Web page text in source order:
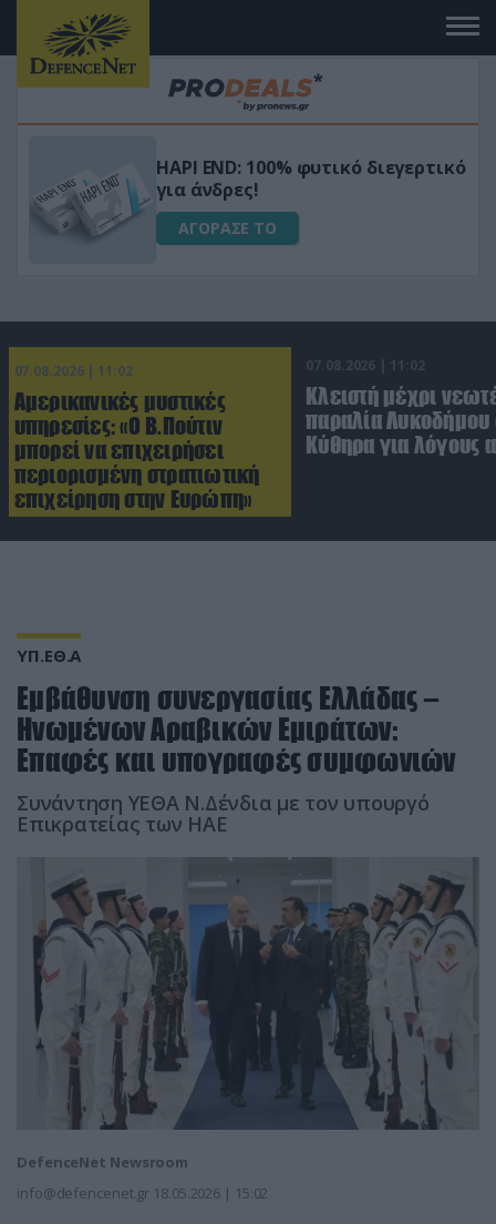
Μεταμόρφωσε τον κήπο σου με το
Ultra Box Μίνι Αλυσοπρίονο με
μπαταρία λιθίου
ΑΓΟΡΑΣΕ ΤΟ
07.08.2026 | 11:02
Αμερικανικές μυστικές
υπηρεσίες: «Ο Β.Πούτιν
μπορεί να επιχειρήσει
περιορισμένη στρατιωτική
επιχείρηση στην Ευρώπη»
07.08.2026 | 11:02
Κλειστή μέχρι
παραλία Λυκοδήμου
Κύθηρα για λόγους
ΥΠ.ΕΘ.Α
Εμβάθυνση συνεργασίας Ελλάδας –
Ηνωμένων Αραβικών Εμιράτων:
Επαφές και υπογραφές συμφωνιών
Συνάντηση ΥΕΘΑ Ν.Δένδια με τον υπουργό
Επικρατείας των ΗΑΕ
DefenceNet Newsroom
info@defencenet.gr 18.05.2026 | 15:02